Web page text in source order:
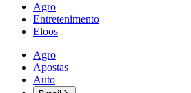
Agro
Entretenimento
Eloos
Agro
Apostas
Auto